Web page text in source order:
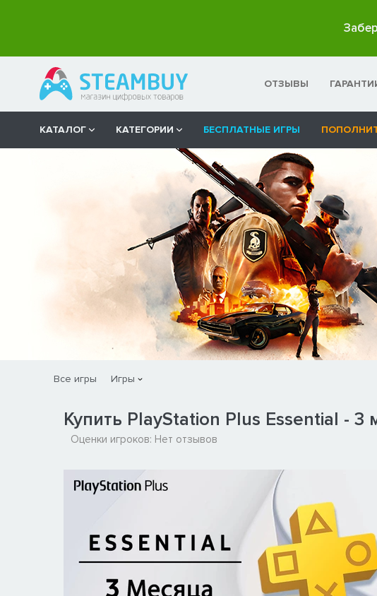
ОТЗЫВЫ
КАТАЛОГ КАТЕГОРИИ БЕСПЛАТНЫЕ ИГРЫ
Все игры Игры
Купить PlayStation Plus Essential - 3
Оценки игроков: Нет отзывов